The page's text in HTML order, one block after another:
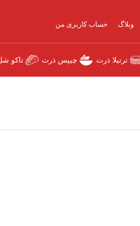
وبلاگ حساب کاربری من
ترتیلا ذرت چیپس ذرت تاکو